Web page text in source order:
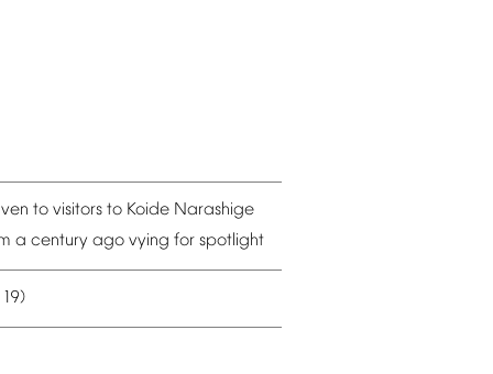
to visitors to Koide Narashige
a century ago vying for spotlight
19)